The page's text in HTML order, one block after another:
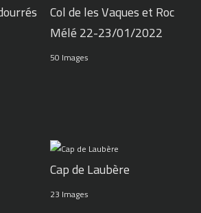
Col de les Vaques et Roc
Mélé 22-23/01/2022
50 Images
Cap de Laubère
23 Images